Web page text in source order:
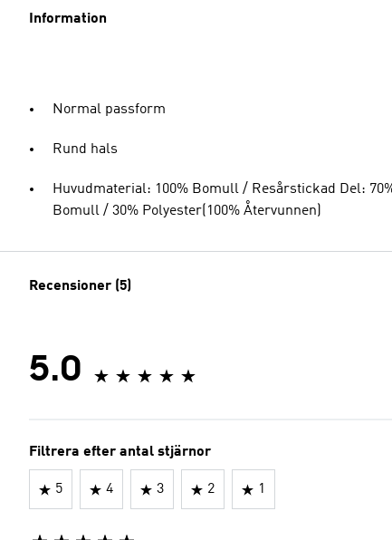
Information
Normal passform
Rund hals
Huvudmaterial: 100% Bomull / Resårstickad Del:
Bomull / 30% Polyester(100% Återvunnen)
Recensioner (5)
5.0
Filtrera efter antal stjärnor
5 4 3 2 1